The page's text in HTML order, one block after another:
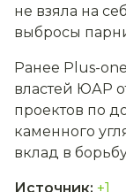
не взяла на
выбросы
Ранее Plus-
властей ЮАР
проектов по
каменного
вклад в
Источник: +1